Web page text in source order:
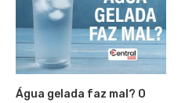
Água gelada faz mal? O